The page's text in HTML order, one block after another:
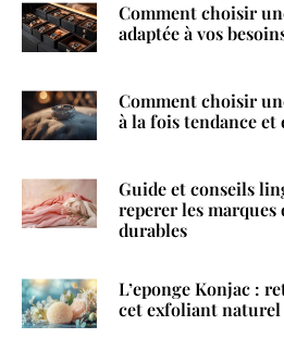
Comment choisir
adaptée à vos
Comment choisir
à la fois tendance et
Guide et conseils
reperer les marques
durables
L’eponge Konjac :
cet exfoliant naturel